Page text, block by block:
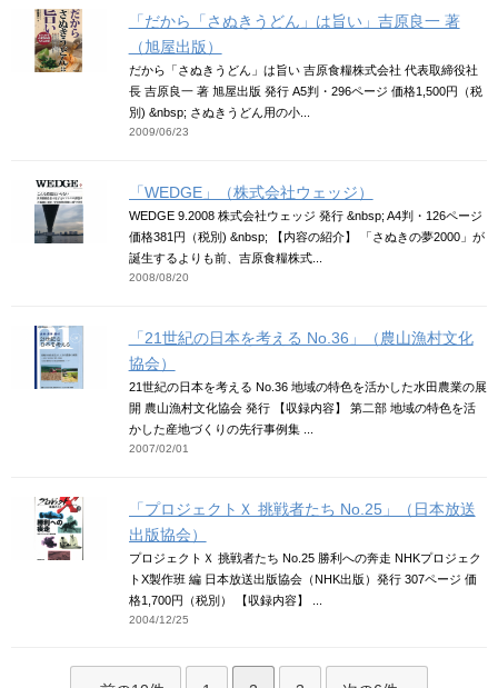
「だから「さぬきうどん」は旨い」吉原良一 著
（旭屋出版）
だから「さぬきうどん」は旨い 吉原食糧株式会社 代表取締役社
長 吉原良一 著 旭屋出版 発行 A5判・296ページ 価格1,500円（税
別) &nbsp; さぬきうどん用の小...
2009/06/23
「WEDGE」（株式会社ウェッジ）
WEDGE 9.2008 株式会社ウェッジ 発行 &nbsp; A4判・126ページ
価格381円（税別) &nbsp; 【内容の紹介】 「さぬきの夢2000」が
誕生するよりも前、吉原食糧株式...
2008/08/20
「21世紀の日本を考える No.36」（農山漁村文化
協会）
21世紀の日本を考える No.36 地域の特色を活かした水田農業の展
開 農山漁村文化協会 発行 【収録内容】 第二部 地域の特色を活
かした産地づくりの先行事例集 ...
2007/02/01
「プロジェクトＸ 挑戦者たち No.25」（日本放送
出版協会）
プロジェクトＸ 挑戦者たち No.25 勝利への奔走 NHKプロジェク
トX製作班 編 日本放送出版協会（NHK出版）発行 307ページ 価
格1,700円（税別） 【収録内容】 ...
2004/12/25